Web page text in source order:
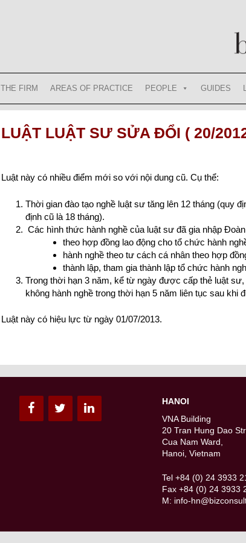
THE FIRM AREAS OF PRACTICE PEOPLE GUIDES
LUẬT LUẬT SƯ SỬA ĐỔI ( 20/
Luật này có nhiều điểm mới so với nội dung cũ. Cụ thể:
Thời gian đào tạo nghề luật sư tăng lên 12 tháng (quy
định cũ là 18 tháng).
Các hình thức hành nghề của luật sư đã gia nhập
theo hợp đồng lao động cho tổ chức hành
hành nghề theo tư cách cá nhân theo hợp
thành lập, tham gia thành lập tổ chức hành
Trong thời hạn 3 năm, kể từ ngày được cấp thẻ luật
không hành nghề trong thời hạn 5 năm liên tục sau
Luật này có hiệu lực từ ngày 01/07/2013.
HANOI
VNA Building
20 Tran Hung Dao
Cua Nam Ward,
Hanoi, Vietnam
Tel +84 (0) 24 3933
Fax +84 (0) 24 3933
M: info-